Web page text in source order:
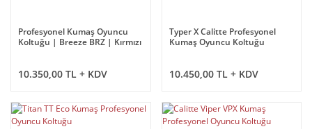
Profesyonel Kumaş Oyuncu
Koltuğu | Breeze BRZ | Kırmızı
10.350,00 TL + KDV
Typer X Calitte Profesyonel
Kumaş Oyuncu Koltuğu
10.450,00 TL + KDV